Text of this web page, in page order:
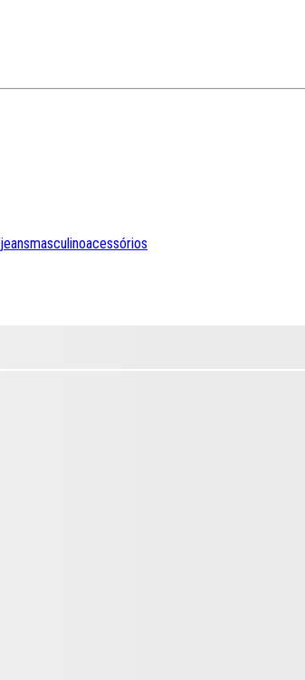
jeansmasculinoacessórios